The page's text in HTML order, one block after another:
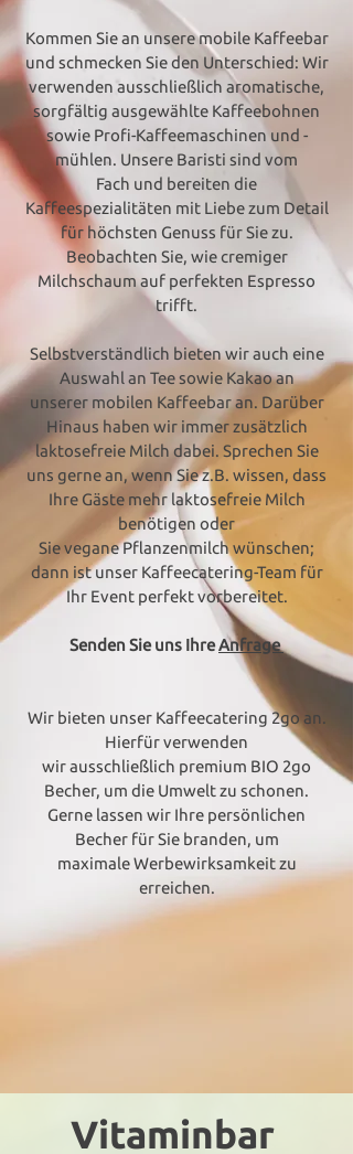
Kommen Sie an unsere mobile Kaffeebar
und schmecken Sie den Unterschied: Wir
verwenden ausschließlich aromatische,
sorgfältig ausgewählte Kaffeebohnen
sowie Profi-Kaffeemaschinen und -
mühlen. Unsere Baristi sind vom
Fach und bereiten die
Kaffeespezialitäten mit Liebe zum Detail
für höchsten Genuss für Sie zu.
Beobachten Sie, wie cremiger
Milchschaum auf perfekten Espresso
trifft.
Selbstverständlich bieten wir auch eine
Auswahl an Tee sowie Kakao an
unserer mobilen Kaffeebar an. Darüber
Hinaus haben wir immer zusätzlich
laktosefreie Milch dabei. Sprechen Sie
uns gerne an, wenn Sie z.B. wissen, dass
Ihre Gäste mehr laktosefreie Milch
benötigen oder
Sie vegane Pflanzenmilch wünschen;
dann ist unser Kaffeecatering-Team für
Ihr Event perfekt vorbereitet.
Senden Sie uns IhreAnfrage
Wir bieten unser Kaffeecatering 2go an.
Hierfür verwenden
wir ausschließlich premium BIO 2go
Becher, um die Umwelt zu schonen.
Gerne lassen wir Ihre persönlichen
Becher für Sie branden, um
maximale Werbewirksamkeit zu
erreichen.
Vitaminbar